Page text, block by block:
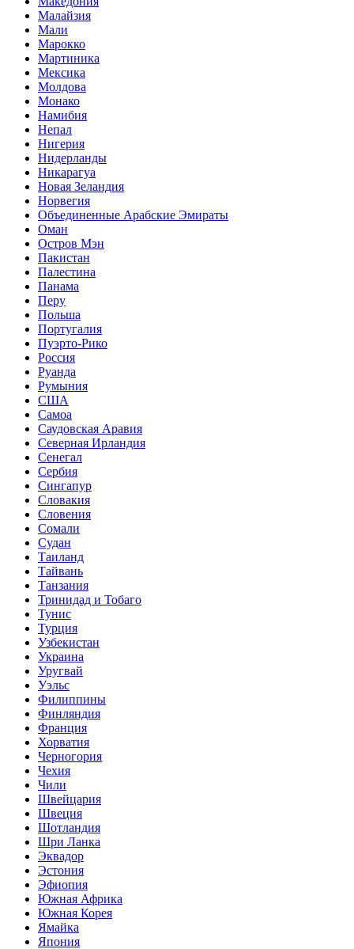
Малайзия
Мали
Марокко
Мартиника
Мексика
Молдова
Монако
Намибия
Непал
Нигерия
Нидерланды
Никарагуа
Новая Зеландия
Норвегия
Объединенные Арабские Эмираты
Оман
Остров Мэн
Пакистан
Палестина
Панама
Перу
Польша
Португалия
Пуэрто-Рико
Россия
Руанда
Румыния
США
Самоа
Саудовская Аравия
Северная Ирландия
Сенегал
Сербия
Сингапур
Словакия
Словения
Сомали
Судан
Таиланд
Тайвань
Танзания
Тринидад и Тобаго
Тунис
Турция
Узбекистан
Украина
Уругвай
Уэльс
Филиппины
Финляндия
Франция
Хорватия
Черногория
Чехия
Чили
Швейцария
Швеция
Шотландия
Шри Ланка
Эквадор
Эстония
Эфиопия
Южная Африка
Южная Корея
Ямайка
Япония